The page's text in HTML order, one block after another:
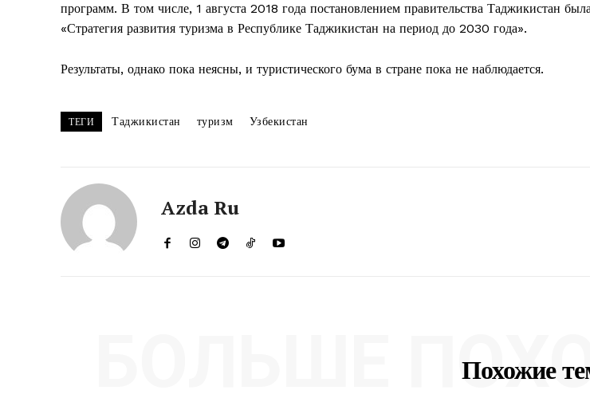
программ. В том числе, 1 августа 2018 года постановлением правительства Таджикистан
«Стратегия развития туризма в Республике Таджикистан на период до 2030 года».
Результаты, однако пока неясны, и туристического бума в стране пока не наблюдается.
ТЕГИ Таджикистан туризм Узбекистан
Azda Ru
Похожие
БОЛЬШЕ